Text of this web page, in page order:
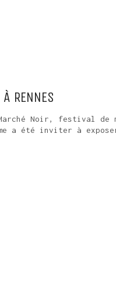
RENNES
Noir, festival de
a été inviter à